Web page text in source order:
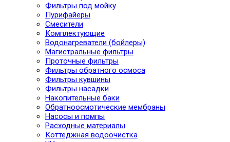
Фильтры под мойку
Пурифайеры
Смесители
Комплектующие
Водонагреватели (бойлеры)
Магистральные фильтры
Проточные фильтры
Фильтры обратного осмоса
Фильтры кувшины
Фильтры насадки
Накопительные баки
Обратноосмотические мембраны
Насосы и помпы
Расходные материалы
Коттеджная водоочистка